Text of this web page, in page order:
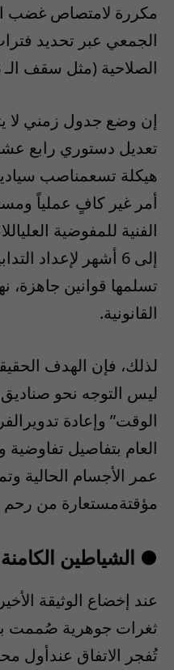
مكررة لامتصاص غضب
الجمعي عبر تحديد
الصلاحية (مثل سقف الـ
إن وضع جدول زمني لا
تعديل دستوري رابع
هيكلة تسعمناصب
أمر غير كاف عمليا
الفنية للمفوضية العليا
إلى
أشهر لإعداد
تسلمها قوانين جاهزة،
القانونية.
لذلك، فإن الهدف
ليس التوجه نحو صناديق
الوقت” وإعادة تدوير
العام بتفاصيل تفاوضية
عمر الأجسام الحالية
مؤقتةمستعارة من رحم
● الشياطين الكامنة
عند إخضاع الوثيقة
ثغرات جوهرية صممت
تفجر الاتفاق عندأول